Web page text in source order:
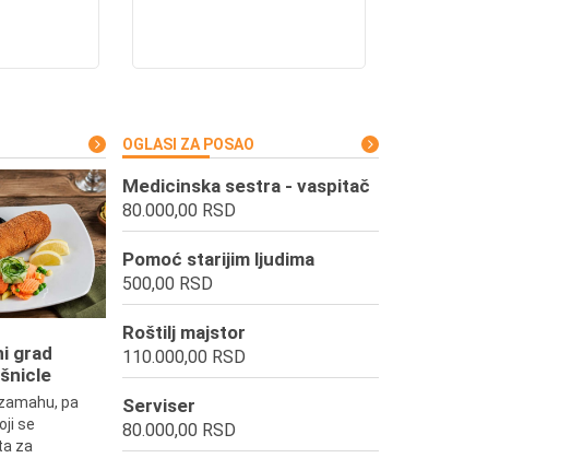
grad
pa
se
za
OGLASI ZA POSAO
Medicinska sestra - vaspitač
80.000,00 RSD
Pomoć starijim ljudima
500,00 RSD
Roštilj majstor
110.000,00 RSD
Serviser
80.000,00 RSD